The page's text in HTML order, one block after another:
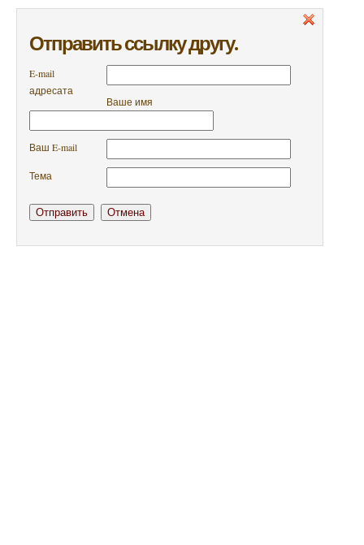
Отправить ссылку другу.
E-mail
адресата
Ваше имя
Ваш E-mail
Тема
Отправить Отмена